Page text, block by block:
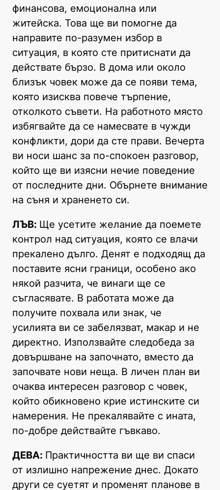
финансова, емоционална или
житейска. Това ще ви помогне да
направите по-разумен избор в
ситуация, в която сте притиснати да
действате бързо. В дома или около
близък човек може да се появи тема,
която изисква повече търпение,
отколкото съвети. На работното място
избягвайте да се намесвате в чужди
конфликти, дори да сте прави. Вечерта
ви носи шанс за по-спокоен разговор,
който ще ви изясни нечие поведение
от последните дни. Обърнете внимание
на съня и храненето си.
ЛЪВ: Ще усетите желание да поемете
контрол над ситуация, която се влачи
прекалено дълго. Денят е подходящ да
поставите ясни граници, особено ако
някой разчита, че винаги ще се
съгласявате. В работата може да
получите похвала или знак, че
усилията ви се забелязват, макар и не
директно. Използвайте следобеда за
довършване на започнато, вместо да
започвате нови неща. В личен план ви
очаква интересен разговор с човек,
който обикновено крие истинските си
намерения. Не прекалявайте с ината,
по-добре действайте гъвкаво.
ДЕВА: Практичността ви ще ви спаси
от излишно напрежение днес. Докато
други се суетят и променят планове в